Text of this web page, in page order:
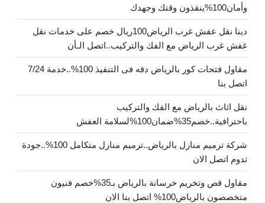
وأمان100%ينقذون وقتك وجهدك
دينا نقل عفش غرب الرياض100ريال خصم على خدمات نقل
غفش غرب الرياض مع الفك والتركيب..اتصل الـأن
مقاول فتحات كور بالرياض دقه فى التنفيذ 100%..خدمة 7/24
اتصل بنا
نقل اثاث بالرياض مع الفك والتركيب
باحترافية..خصم35%ضمان100%لسلامة العفش
شركة ترميم منازل بالرياض..ترميم منازل متكامل 100%..جودة
تدوم اتصل الان
مقاول قص وتخريم خرسانة بالرياض بـ35%خصم فنيون
متخصصون بالرياض100% اتصل بنا الان